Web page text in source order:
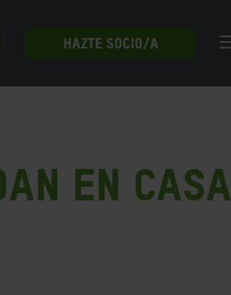
HAZTE SOCIO/A
en casa